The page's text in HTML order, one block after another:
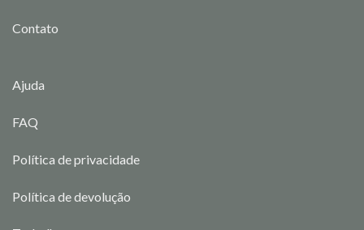
Contato
Ajuda
FAQ
Política de privacidade
Política de devolução